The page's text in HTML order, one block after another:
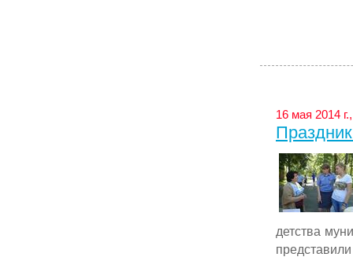
16 мая 2014
детства
представили